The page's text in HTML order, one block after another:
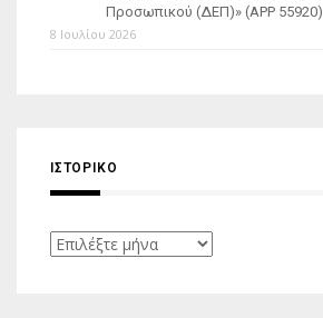
Προσωπικού (ΔΕΠ)» (APP 55920)
8 Ιουλίου 2026
ΙΣΤΟΡΙΚΌ
Ιστορικό